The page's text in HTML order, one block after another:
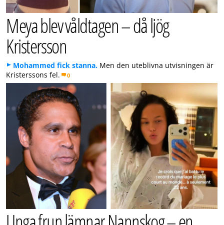
Meya blev våldtagen – då ljög
Kristersson
Mohammed fick stanna. Men den uteblivna utvisningen är
Kristerssons fel.
0